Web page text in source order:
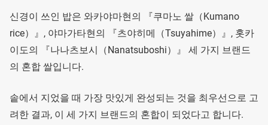
신경이 쓰인 밥은 와카야마현의 『쿠마노 쌀（Kumano
rice）』, 야마가타현의 『츠야히메（Tsuyahime）』, 홋카
이도의 『나나츠보시（Nanatsuboshi）』 세 가지 브랜드
의 혼합 쌀입니다.
솥에서 지었을 때 가장 맛있게 완성되는 것을 최우선으로 고
려한 결과, 이 세 가지 브랜드의 혼합이 되었다고 합니다.